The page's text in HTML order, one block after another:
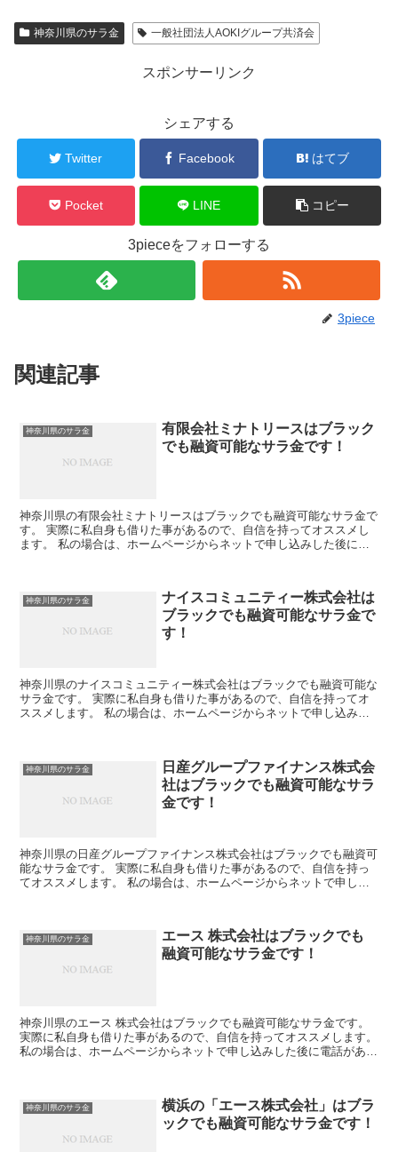
神奈川県のサラ金 一般社団法人AOKIグループ共済会
スポンサーリンク
シェアする
Twitter Facebook はてブ
Pocket LINE コピー
3pieceをフォローする
3piece
関連記事
神奈川県のサラ金
有限会社ミナトリースはブラック
でも融資可能なサラ金です！
神奈川県の有限会社ミナトリースはブラックでも融資可能なサラ金で
す。 実際に私自身も借りた事があるので、自信を持ってオススメし
ます。 私の場合は、ホームページからネットで申し込みした後に電
神奈川県のサラ金
ナイスコミュニティー株式会社は
ブラックでも融資可能なサラ金で
す！
神奈川県のナイスコミュニティー株式会社はブラックでも融資可能な
サラ金です。 実際に私自身も借りた事があるので、自信を持ってオ
ススメします。 私の場合は、ホームページからネットで申し込みし
神奈川県のサラ金
日産グループファイナンス株式会
社はブラックでも融資可能なサラ
金です！
神奈川県の日産グループファイナンス株式会社はブラックでも融資可
能なサラ金です。 実際に私自身も借りた事があるので、自信を持っ
てオススメします。 私の場合は、ホームページからネットで申し込
神奈川県のサラ金
エース 株式会社はブラックでも
融資可能なサラ金です！
神奈川県のエース 株式会社はブラックでも融資可能なサラ金です。
実際に私自身も借りた事があるので、自信を持ってオススメします。
私の場合は、ホームページからネットで申し込みした後に電話があ
神奈川県のサラ金
横浜の「エース株式会社」はブラ
ックでも融資可能なサラ金です！